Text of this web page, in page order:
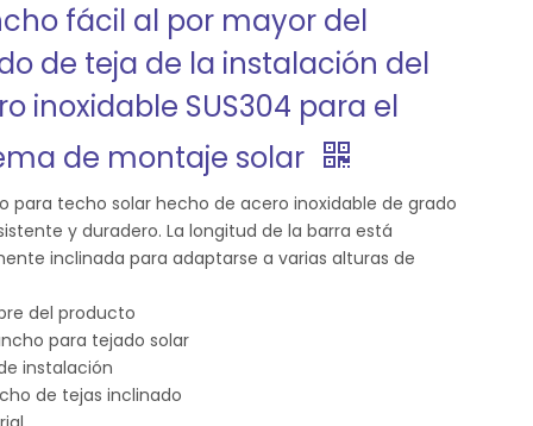
fácil al por mayor del
de teja de la instalación del
inoxidable SUS304 para el
de montaje solar
para techo solar hecho de acero inoxidable de grado
y duradero. La longitud de la barra está
inclinada para adaptarse a varias alturas de
del producto
para tejado solar
instalación
de tejas inclinado